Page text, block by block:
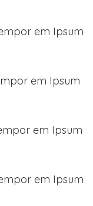
em Ipsum
em Ipsum
em Ipsum
em Ipsum